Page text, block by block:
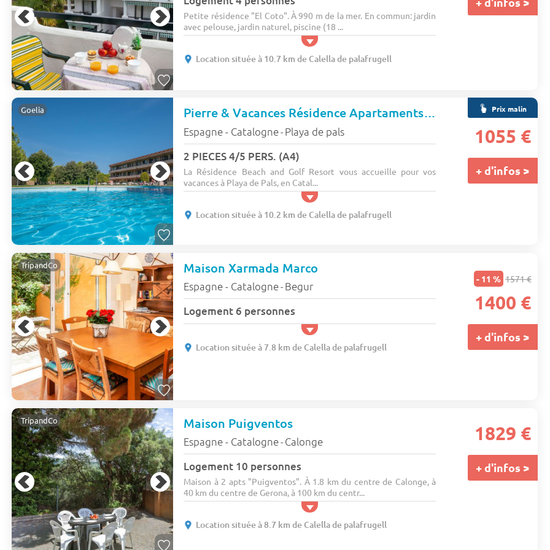
Petite résidence "El Coto". À 990 m de la mer. En commun: jardin
avec pelouse, jardin naturel, piscine (18 ...
Location située à 10.7 km de Calella de palafrugell
Goelia Pierre & Vacances Résidence Apartaments Beach and Golf Resort
Espagne - Catalogne- Playa de pals
2 PIECES 4/5 PERS. (A4)
La Résidence Beach and Golf Resort vous accueille pour vos
vacances à Playa de Pals, en Catal...
Location située à 10.2 km de Calella de palafrugell
Prix malin
1055 €
+ d'infos >
TripandCo Maison Xarmada Marco
Espagne - Catalogne- Begur
Logement 6 personnes
Location située à 7.8 km de Calella de palafrugell
- 11 % 1571 €
1400 €
+ d'infos >
TripandCo Maison Puigventos
Espagne - Catalogne- Calonge
Logement 10 personnes
Maison à 2 apts "Puigventos". À 1.8 km du centre de Calonge, à
40 km du centre de Gerona, à 100 km du centr...
Location située à 8.7 km de Calella de palafrugell
1829 €
+ d'infos >